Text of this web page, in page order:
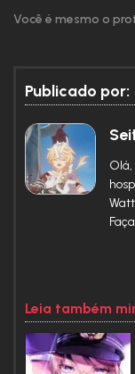
Você é mesmo o
Publicado por:
Olá,
Leia também